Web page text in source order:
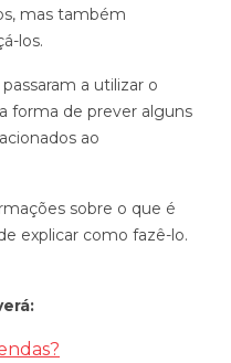
com IA
fechamento e
integrada.
R$200M por ano
mas também
los.
a utilizar o
forma de prever alguns
ao
sobre o que é
explicar como fazê-lo.